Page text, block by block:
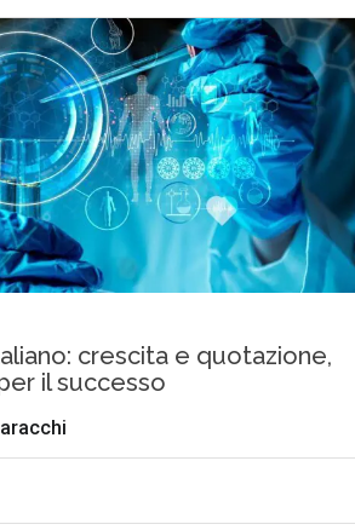
crescita e quotazione,
il successo